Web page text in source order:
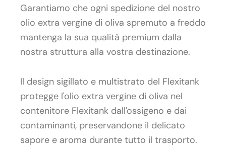
Garantiamo che ogni spedizione del nostro
olio extra vergine di oliva spremuto a freddo
mantenga la sua qualità premium dalla
nostra struttura alla vostra destinazione.
Il design sigillato e multistrato del Flexitank
protegge l'olio extra vergine di oliva nel
contenitore Flexitank dall'ossigeno e dai
contaminanti, preservandone il delicato
sapore e aroma durante tutto il trasporto.